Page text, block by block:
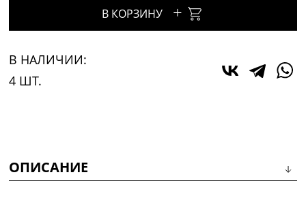
В КОРЗИНУ +
В НАЛИЧИИ:
4 ШТ.
ОПИСАНИЕ